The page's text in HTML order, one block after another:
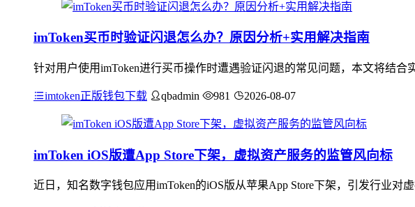
imToken买币时验证闪退怎么办？原因分析+实用解决指南
针对用户使用imToken进行买币操作时遭遇验证闪退的常见问题，本文将结
imtoken正版钱包下载 qbadmin 981 2026-08-07
imToken iOS版遭App Store下架，虚拟资产服务的监管风向标
近日，知名数字钱包应用imToken的iOS版从苹果App Store下架，引发行业